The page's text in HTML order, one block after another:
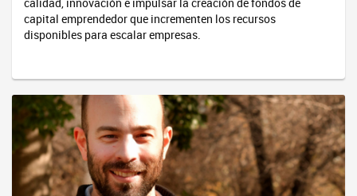
capital emprendedor que incrementen los recursos
disponibles para escalar empresas.